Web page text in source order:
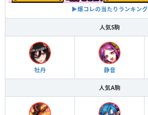
▶︎爆コレの当たりランキング
人気S駒
牡丹 静音
人気A駒